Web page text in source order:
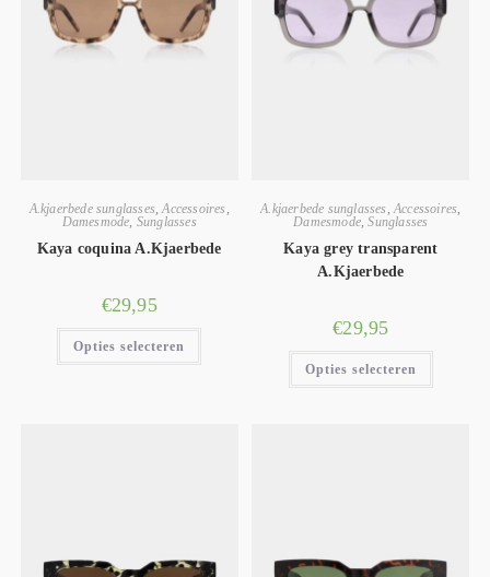
A.kjaerbede sunglasses,Accessoires ,
Damesmode, Sunglasses
Kaya coquina A.Kjaerbede
€29,95
Opties selecteren
A.kjaerbede sunglasses ,Accessoires,
Damesmode,Sunglasses
Kaya grey transparent
A.Kjaerbede
€29,95
Opties selecteren